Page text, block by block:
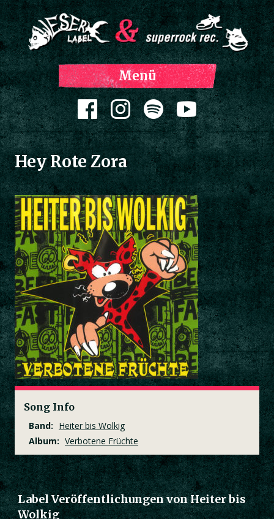
Menü
Zum Inhalt springen
Hey Rote Zora
Song Info
Band: Heiter bis Wolkig
Album: Verbotene Früchte
Label Veröffentlichungen von Heiter bis
Wolkig